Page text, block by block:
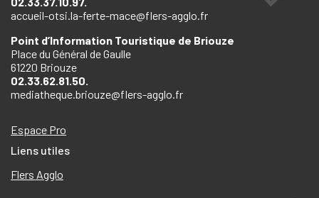
accueil-otsi.la-ferte-mace@flers-agglo.fr
Point d’Information Touristique de Briouze
Place du Général de Gaulle
61220 Briouze
02.33.62.81.50.
mediatheque.briouze@flers-agglo.fr
Espace Pro
Liens utiles
Flers Agglo